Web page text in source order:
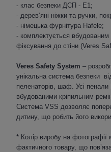
- клас безпеки ДСП - Е1;
- дерев’яні ніжки та ручки,
- німецька фурнітура Hafele;
- комплектується
фіксування до стіни (Veres
Veres Safety System –
унікальна система безпеки
пеленаторів, шаф. Усі
вбудованими кріпильним
Система VSS дозволяє
дитину, що робить його
* Колір виробу на фотографії
фактичного товару, що